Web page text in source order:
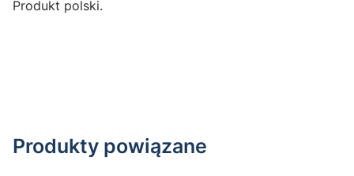
Produkt polski.
Produkty powiązane